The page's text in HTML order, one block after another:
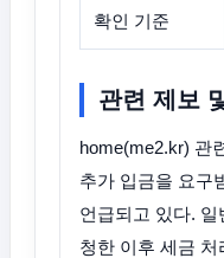
확인 기준
관련 제보
home(me2.kr) 관
추가 입금을 요구
언급되고 있다.
청한 이후 세금